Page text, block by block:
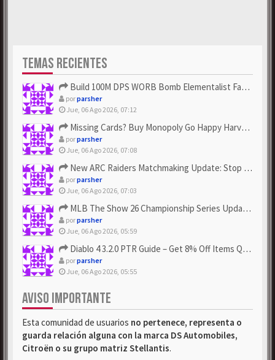
TEMAS RECIENTES
Build 100M DPS WORB Bomb Elementalist Fast - Grab POE Curren...
porparsher
Jue, 06 Ago 2026, 07:12
Missing Cards? Buy Monopoly Go Happy Harvest with Looney Tun...
porparsher
Jue, 06 Ago 2026, 07:08
New ARC Raiders Matchmaking Update: Stop Failed - Grab Bluep...
porparsher
Jue, 06 Ago 2026, 07:03
MLB The Show 26 Championship Series Update! Get Cheap & ...
porparsher
Jue, 06 Ago 2026, 05:59
Diablo 4 3.2.0 PTR Guide – Get 8% Off Items Quickly to Test ...
porparsher
Jue, 06 Ago 2026, 05:55
AVISO IMPORTANTE
Esta comunidad de usuarios no pertenece, representa o
guarda relación alguna con la marca DS Automobiles,
Citroën o su grupo matriz Stellantis.